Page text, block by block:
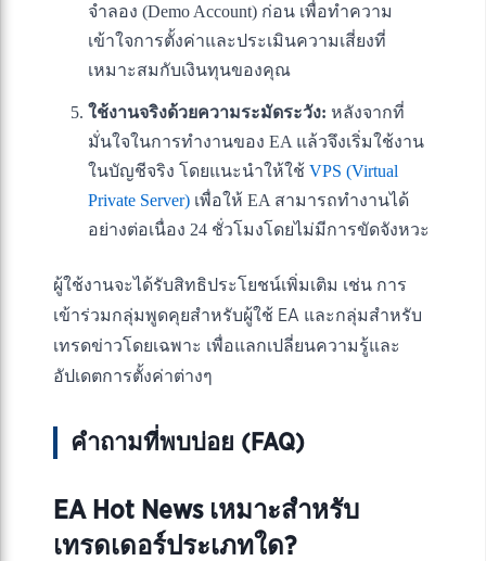
จำลอง (Demo Account) ก่อน เพื่อทำความ
เข้าใจการตั้งค่าและประเมินความเสี่ยงที่
เหมาะสมกับเงินทุนของคุณ
ใช้งานจริงด้วยความระมัดระวัง: หลังจากที่
มั่นใจในการทำงานของ EA แล้วจึงเริ่มใช้งาน
ในบัญชีจริง โดยแนะนำให้ใช้ VPS (Virtual
Private Server) เพื่อให้ EA สามารถทำงานได้
อย่างต่อเนื่อง 24 ชั่วโมงโดยไม่มีการขัดจังหวะ
ผู้ใช้งานจะได้รับสิทธิประโยชน์เพิ่มเติม เช่น การ
เข้าร่วมกลุ่มพูดคุยสำหรับผู้ใช้ EA และกลุ่มสำหรับ
เทรดข่าวโดยเฉพาะ เพื่อแลกเปลี่ยนความรู้และ
อัปเดตการตั้งค่าต่างๆ
คำถามที่พบบ่อย (FAQ)
EA Hot News เหมาะสำหรับ
เทรดเดอร์ประเภทใด?